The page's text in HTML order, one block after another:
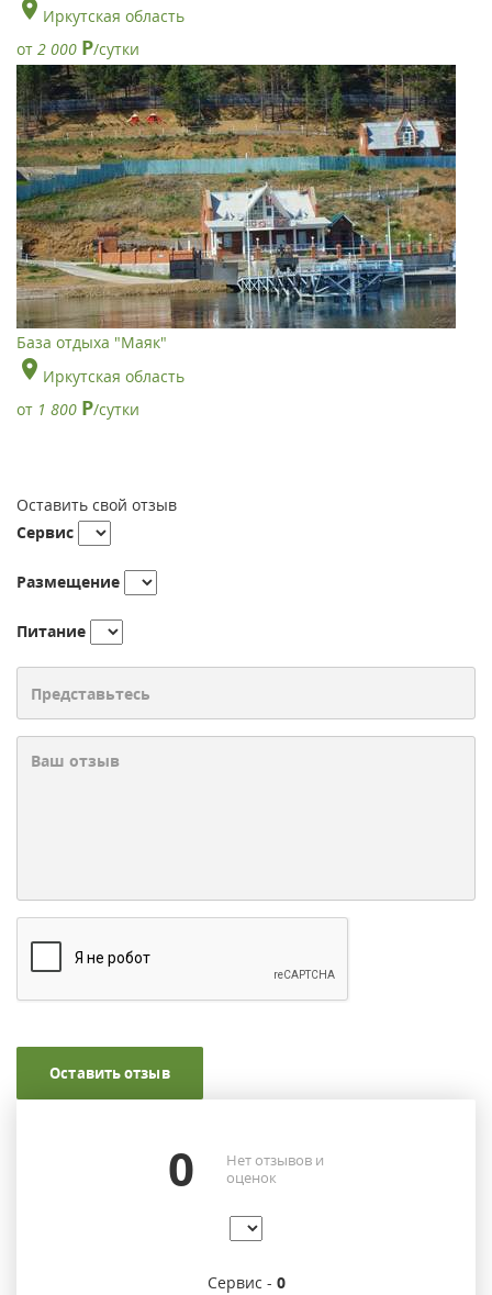
Иркутская область
от 2 000 Р/сутки
База отдыха "Маяк"
Иркутская область
от 1 800 Р/сутки
Оставить свой отзыв
Сервис
Размещение
Питание
Оставить отзыв
0
Нет отзывов и
оценок
Сервис - 0